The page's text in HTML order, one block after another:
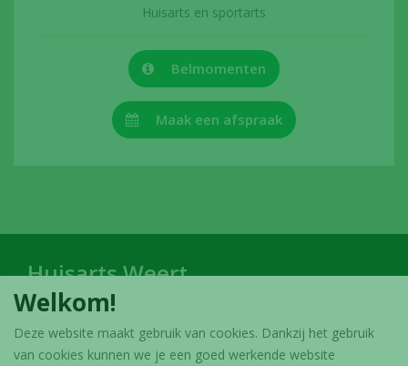
Huisarts en sportarts
Belmomenten
Maak een afspraak
Huisarts Weert
Sylvie Bollenstraat 26, 3051 Sint-Joris-Weert
016/47 17 33
Welkom!
Deze website maakt gebruik van cookies. Dankzij het gebruik
van cookies kunnen we je een goed werkende website